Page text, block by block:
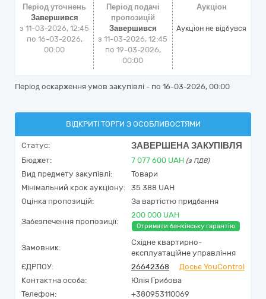
Період уточнень
Завершився
з 11-03-2026, 12:45
по 16-03-2026,
00:00
Період подачі
пропозицій
Завершився
з 11-03-2026, 12:45
по 19-03-2026,
00:00
Аукціон
Аукціон не відбувся
Період оскарження умов закупівлі - по 16-03-2026, 00:00
ВІДКРИТІ ТОРГИ З ОСОБЛИВОСТЯМИ
Статус: ЗАВЕРШЕНА ЗАКУПІВЛЯ
Бюджет: 7 077 600 UAH (з ПДВ)
Вид предмету закупівлі:
Товари
Мінімальний крок аукціону:
35 388 UAH
Оцінка пропозицій:
За вартістю придбання
Забезпечення пропозиції:
200 000 UAH
Отримати банківську гарантію
Замовник:
Східне квартирно-
експлуатаційне управління
ЄДРПОУ:
26642368
Досьє YouControl
Контактна особа:
Юлія Грибова
Телефон:
+380953110069